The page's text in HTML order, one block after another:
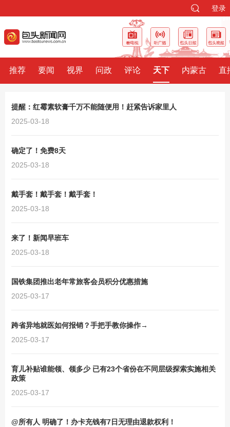
登录
推荐 要闻 视界 问政 评论 天下 内蒙古 直
提醒：红霉素软膏千万不能随便用！赶紧告诉家里人
2025-03-18
确定了！免费8天
2025-03-18
戴手套！戴手套！戴手套！
2025-03-18
来了！新闻早班车
2025-03-18
国铁集团推出老年常旅客会员积分优惠措施
2025-03-17
跨省异地就医如何报销？手把手教你操作→
2025-03-17
育儿补贴谁能领、领多少 已有23个省份在不同层级探索实施相关
政策
2025-03-17
@所有人 明确了！办卡充钱有7日无理由退款权利！